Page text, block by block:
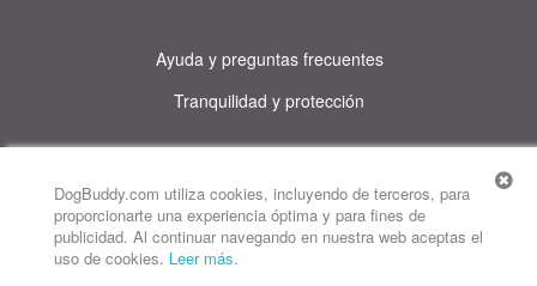
DogBuddy.com utiliza cookies, incluyendo de terceros, para
proporcionarte una experiencia óptima y para fines de
publicidad. Al continuar navegando en nuestra web aceptas el
uso de cookies. Leer más.
Ayuda y preguntas frecuentes
Tranquilidad y protección
Este sitio utiliza cookies
DogBuddy Estados Unidos DogBuddy Reino Unido